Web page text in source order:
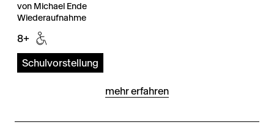
von Michael Ende
Wiederaufnahme
8+
Schulvorstellung
mehr erfahren